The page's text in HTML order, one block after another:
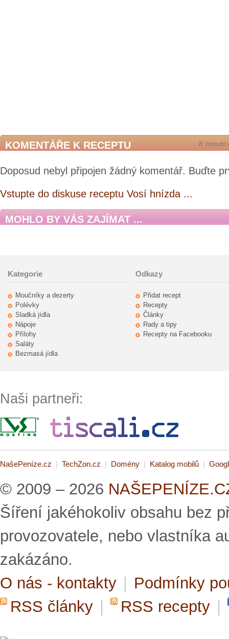
KOMENTÁŘE K RECEPTU K tomuto
Doposud nebyl připojen žádný komentář. Buďte
Vstupte do diskuse receptu Vosí hnízda ...
MOHLO BY VÁS ZAJÍMAT ...
Kategorie
Moučníky a dezerty
Polévky
Sladká jídla
Nápoje
Přílohy
Saláty
Bezmasá jídla
Odkazy
Přidat recept
Recepty
Články
Rady a tipy
Recepty na Facebooku
Naši partneři:
NašePeníze.cz | TechZon.cz | Domény | Katalog mobilů |
© 2009 – 2026
Šíření jakéhokoliv obsahu bez
provozovatele, nebo vlastníka
zakázáno.
O nás - kontakty | Podmínky
RSS články | RSS recepty |